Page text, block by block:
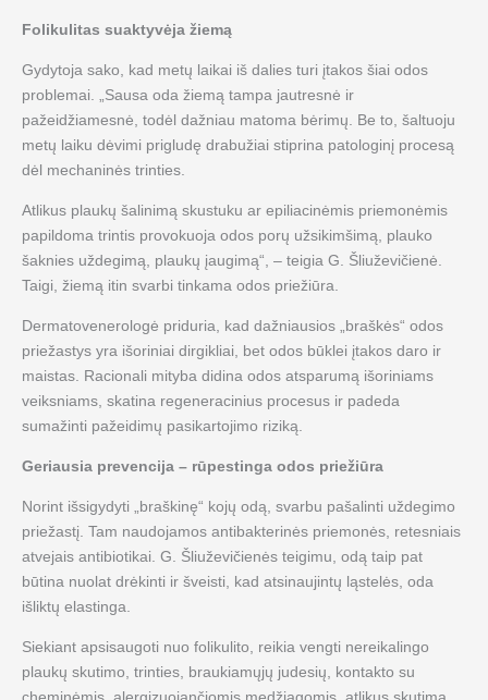
Folikulitas suaktyvėja žiemą
Gydytoja sako, kad metų laikai iš dalies turi įtakos šiai odos
problemai. „Sausa oda žiemą tampa jautresnė ir
pažeidžiamesnė, todėl dažniau matoma bėrimų. Be to, šaltuoju
metų laiku dėvimi prigludę drabužiai stiprina patologinį procesą
dėl mechaninės trinties.
Atlikus plaukų šalinimą skustuku ar epiliacinėmis priemonėmis
papildoma trintis provokuoja odos porų užsikimšimą, plauko
šaknies uždegimą, plaukų įaugimą“, – teigia G. Šliuževičienė.
Taigi, žiemą itin svarbi tinkama odos priežiūra.
Dermatovenerologė priduria, kad dažniausios „braškės“ odos
priežastys yra išoriniai dirgikliai, bet odos būklei įtakos daro ir
maistas. Racionali mityba didina odos atsparumą išoriniams
veiksniams, skatina regeneracinius procesus ir padeda
sumažinti pažeidimų pasikartojimo riziką.
Geriausia prevencija – rūpestinga odos priežiūra
Norint išsigydyti „braškinę“ kojų odą, svarbu pašalinti uždegimo
priežastį. Tam naudojamos antibakterinės priemonės, retesniais
atvejais antibiotikai. G. Šliuževičienės teigimu, odą taip pat
būtina nuolat drėkinti ir šveisti, kad atsinaujintų ląstelės, oda
išliktų elastinga.
Siekiant apsisaugoti nuo folikulito, reikia vengti nereikalingo
plaukų skutimo, trinties, braukiamųjų judesių, kontakto su